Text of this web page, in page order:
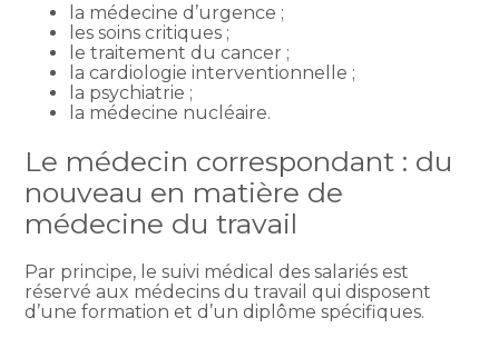
la médecine d’urgence ;
les soins critiques ;
le traitement du cancer ;
la cardiologie interventionnelle ;
la psychiatrie ;
la médecine nucléaire.
Le médecin correspondant : du
nouveau en matière de
médecine du travail
Par principe, le suivi médical des salariés est
réservé aux médecins du travail qui disposent
d’une formation et d’un diplôme spécifiques.